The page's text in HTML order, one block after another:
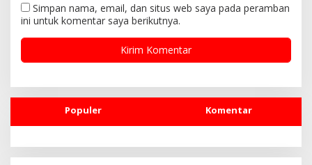
Simpan nama, email, dan situs web saya pada peramban
ini untuk komentar saya berikutnya.
Populer Komentar